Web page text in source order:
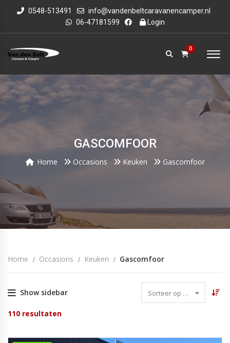
0548-513491
info@vandenbeltcaravanencamper.nl
06-47181599
Login
0
GASCOMFOOR
Home Occasions Keuken Gascomfoor
Home Occasions Keuken Gascomfoor
Show sidebar Sorteer op datum
110 resultaten